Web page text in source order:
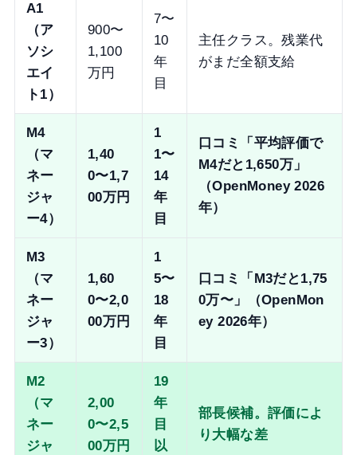
A1
（ア
ソシ
エイ
ト1）
900〜
1,100
万円
7〜
10
年
目
主任クラス。残業代
がまだ全額支給
M4
（マ
ネー
ジャ
ー4）
1,40
0〜1,7
00万円
1
1〜
14
年
目
口コミ「平均評価で
M4だと1,650万」
（OpenMoney 2026
年）
M3
（マ
ネー
ジャ
ー3）
1,60
0〜2,0
00万円
1
5〜
18
年
目
口コミ「M3だと1,75
0万〜」（OpenMon
ey 2026年）
M2
（マ
ネー
ジャ
2,00
0〜2,5
00万円
19
年
目
以
部長候補。評価によ
り大幅な差